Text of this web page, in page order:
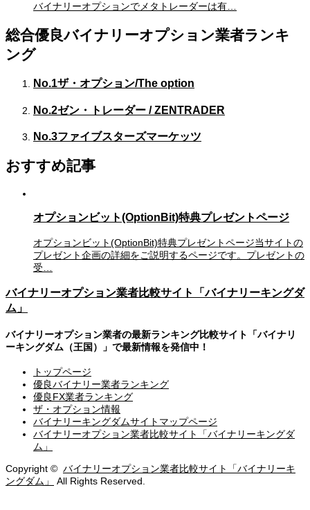
バイナリーオプションでメタトレーダーは有…
総合優良バイナリーオプション業者ランキ
ング
No.1ザ・オプション/The option
No.2ゼン・トレーダー / ZENTRADER
No.3ファイブスターズマーケッツ
おすすめ記事
オプションビット(OptionBit)特典プレゼントページ
オプションビット(OptionBit)特典プレゼントページ当サイトの
プレゼント企画の詳細をご説明するページです。プレゼントの
受…
バイナリーオプション業者比較サイト「バイナリーキングダ
ム」
バイナリーオプション業者の最新ランキング比較サイト「バイナリ
ーキングダム（王国）」で最新情報を発信中！
トップページ
優良バイナリー業者ランキング
優良FX業者ランキング
ザ・オプション情報
バイナリーキングダムサイトマップページ
バイナリーオプション業者比較サイト「バイナリーキングダ
ム」
Copyright © バイナリーオプション業者比較サイト「バイナリーキ
ングダム」
All Rights Reserved.